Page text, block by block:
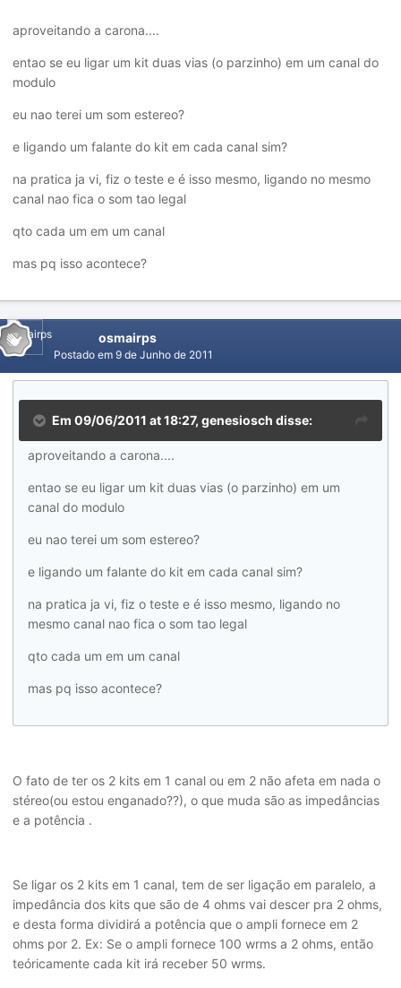
aproveitando a carona....
entao se eu ligar um kit duas vias (o parzinho) em um canal do
modulo
eu nao terei um som estereo?
e ligando um falante do kit em cada canal sim?
na pratica ja vi, fiz o teste e é isso mesmo, ligando no mesmo
canal nao fica o som tao legal
qto cada um em um canal
mas pq isso acontece?
osmairps
Postado em 9 de Junho de 2011
Em 09/06/2011 at 18:27, genesiosch disse:
aproveitando a carona....
entao se eu ligar um kit duas vias (o parzinho) em um
canal do modulo
eu nao terei um som estereo?
e ligando um falante do kit em cada canal sim?
na pratica ja vi, fiz o teste e é isso mesmo, ligando no
mesmo canal nao fica o som tao legal
qto cada um em um canal
mas pq isso acontece?
O fato de ter os 2 kits em 1 canal ou em 2 não afeta em nada o
stéreo(ou estou enganado??), o que muda são as impedâncias
e a potência .
Se ligar os 2 kits em 1 canal, tem de ser ligação em paralelo, a
impedância dos kits que são de 4 ohms vai descer pra 2 ohms,
e desta forma dividirá a potência que o ampli fornece em 2
ohms por 2. Ex: Se o ampli fornece 100 wrms a 2 ohms, então
teóricamente cada kit irá receber 50 wrms.